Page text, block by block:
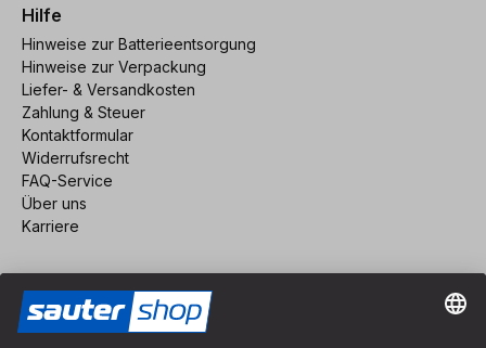
Hilfe
Hinweise zur Batterieentsorgung
Hinweise zur Verpackung
Liefer- & Versandkosten
Zahlung & Steuer
Kontaktformular
Widerrufsrecht
FAQ-Service
Über uns
Karriere